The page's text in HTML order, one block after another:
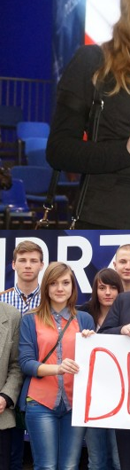
Smoleńskiej